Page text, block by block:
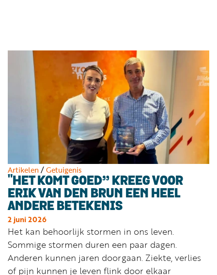
Artikelen/Getuigenis
"HET KOMT GOED” KREEG VOOR
ERIK VAN DEN BRUN EEN HEEL
ANDERE BETEKENIS
2 juni 2026
Het kan behoorlijk stormen in ons leven.
Sommige stormen duren een paar dagen.
Anderen kunnen jaren doorgaan. Ziekte, verlies
of pijn kunnen je leven flink door elkaar
Podcasts
Muziek
Artikelen
Kanalen
missie
Info
Word
nu
vriend
Businessclub